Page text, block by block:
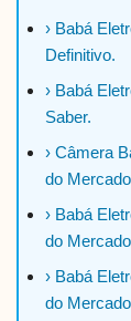
› Babá
Definitivo.
› Babá
Saber.
› Câmera
do
› Babá
do
› Babá
do